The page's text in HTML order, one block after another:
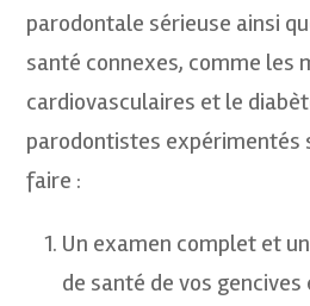
parodontale sérieuse ainsi
santé connexes, comme les
cardiovasculaires et le
parodontistes expérimentés
faire :
Un examen complet et
de santé de vos